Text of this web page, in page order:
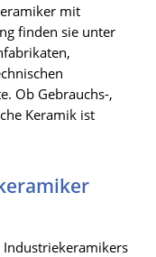
mit
finden sie unter
Ob Gebrauchs-,
Keramik ist